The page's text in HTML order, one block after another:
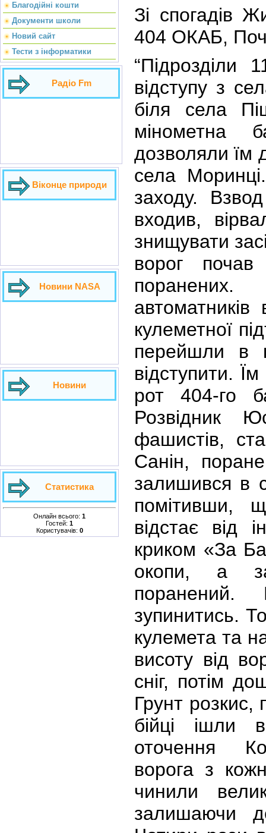
Благодійні кошти
Документи школи
Новий сайт
Тести з інформатики
Радіо Fm
Віконце природи
Новини NASA
Новини
Статистика
Онлайн всього: 1
Гостей: 1
Користувачів: 0
Зі спогадів
404 ОКАБ,
“Підрозділи
відступу з
біля села
мінометна
дозволяли їм
села
заходу.
входив,
знищувати
ворог
кулеметної
перейшли в
відступити.
рот 404-го
Розвідник
фашистів,
Санін,
залишився в
помітивши,
відстає від
криком «За
окопи, а
поранений.
зупинитись.
кулемета та
висоту від
сніг, потім
Грунт розкис,
бійці ішли
оточення
ворога з
чинили
залишаючи